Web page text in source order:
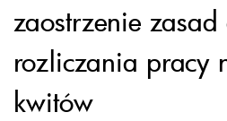
zaostrzenie
rozliczania pracy
kwitów